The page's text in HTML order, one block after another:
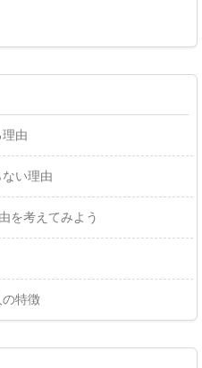
由
い理由
を考えてみよう
の特徴